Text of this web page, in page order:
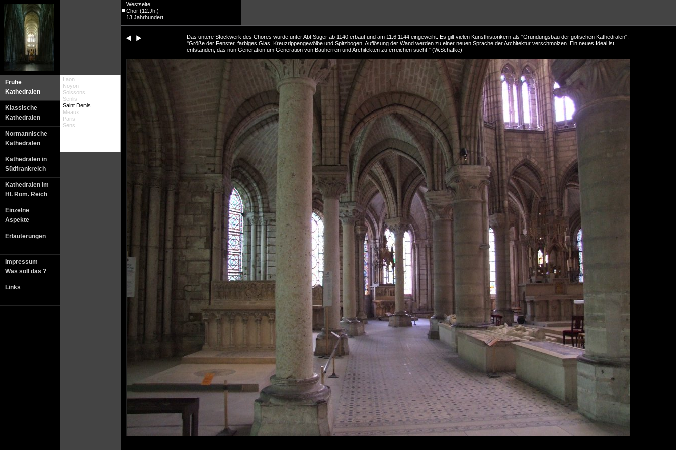
Frühe
Kathedralen
Klassische
Kathedralen
Normannische
Kathedralen
Kathedralen in
Südfrankreich
Kathedralen im
Hl. Röm. Reich
Einzelne
Aspekte
Erläuterungen
Impressum
Was soll das ?
Links
Laon
Noyon
Soissons
Senlis
Saint Denis
Meaux
Paris
Sens
Westseite
Chor (12.Jh.)
13.Jahrhundert
Das untere Stockwerk des Chores wurde unter Abt Suger ab 1140 erbaut und am 11.6.1144 eingeweiht. Es gilt vielen Kunsthistorikern als "Gründungsbau der gotischen Kathedralen":
"Größe der Fenster, farbiges Glas, Kreuzrippengewölbe und Spitzbogen, Auflösung der Wand werden zu einer neuen Sprache der Architektur verschmolzen. Ein neues Ideal ist
entstanden, das nun Generation um Generation von Bauherren und Architekten zu erreichen sucht." (W.Schäfke)